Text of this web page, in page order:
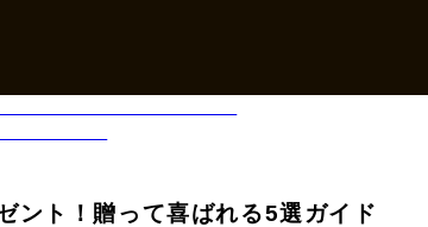
ント！贈って喜ばれる5選ガイド